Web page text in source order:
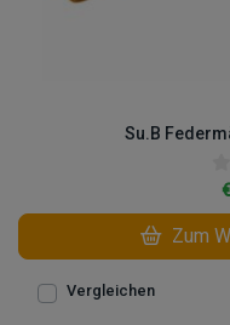
Su.B
Zum
Vergleichen